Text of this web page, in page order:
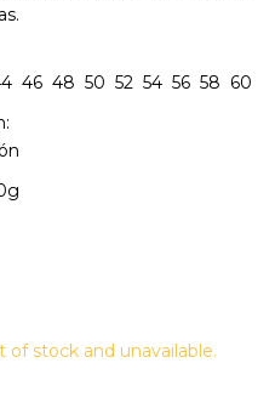
46 48 50 52 54 56 58 60
stock and unavailable.